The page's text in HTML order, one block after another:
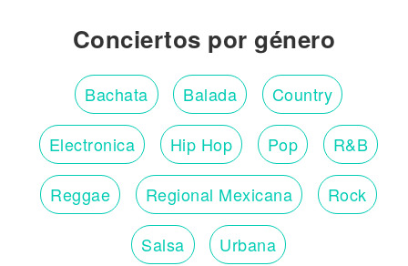
Conciertos por género
Bachata Balada Country
Electronica Hip Hop Pop R&B
Reggae Regional Mexicana Rock
Salsa Urbana